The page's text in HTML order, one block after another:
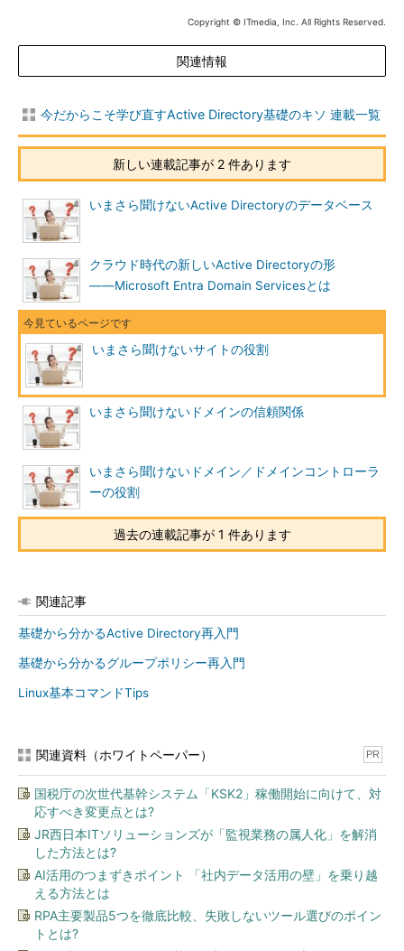
Copyright © ITmedia, Inc. All Rights Reserved.
関連情報
今だからこそ学び直すActive Directory基礎のキソ 連載一覧
新しい連載記事が 2 件あります
いまさら聞けないActive Directoryのデータベース
クラウド時代の新しいActive Directoryの形
――Microsoft Entra Domain Servicesとは
いまさら聞けないサイトの役割
いまさら聞けないドメインの信頼関係
いまさら聞けないドメイン／ドメインコントローラ
ーの役割
過去の連載記事が 1 件あります
関連記事
基礎から分かるActive Directory再入門
基礎から分かるグループポリシー再入門
Linux基本コマンドTips
関連資料（ホワイトペーパー） PR
国税庁の次世代基幹システム「KSK2」稼働開始に向けて、対
応すべき変更点とは?
JR西日本ITソリューションズが「監視業務の属人化」を解消
した方法とは?
AI活用のつまずきポイント 「社内データ活用の壁」を乗り越
える方法とは
RPA主要製品5つを徹底比較、失敗しないツール選びのポイン
トとは?